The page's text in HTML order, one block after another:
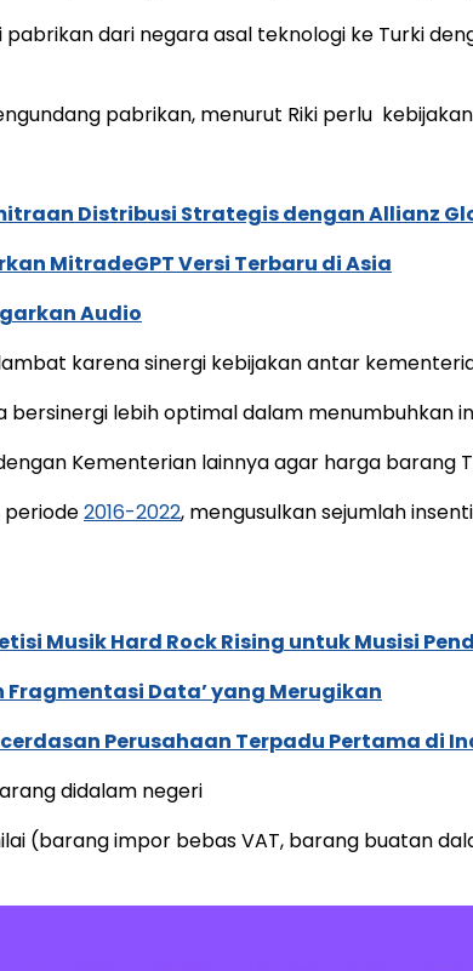
dari negara asal teknologi ke Turki
pabrikan, menurut Riki perlu
Distribusi Strategis dengan Allianz
MitradeGPT Versi Terbaru di Asia
Audio
karena sinergi kebijakan antar
bersinergi lebih optimal dalam menumbuhkan
Kementerian lainnya agar harga barang
periode2016-2022, mengusulkan sejumlah
Musik Hard Rock Rising untuk Musisi
Data’ yang Merugikan
Perusahaan Terpadu Pertama di
didalam negeri
(barang impor bebas VAT, barang buatan